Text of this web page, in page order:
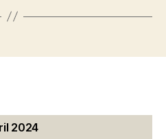
2024